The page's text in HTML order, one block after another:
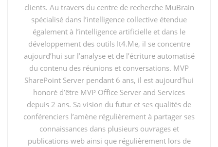
des réponses a leurs questions.
L’occasion rêvée, pour moi, pour parler de mes
scenarii préférés : Décloisonnement des communautés
dans et a l’extérieure des périmètres de sécurité de
l’entreprise, les réseaux sociaux avec l’intégration de
Yammer et surtout la possibilité, simplement, de créer
des réseaux avec des utilisateurs externes
(Partenaires, clients, etc…), le moteur de recherche
avec la syndication On Premice et In Cloud et, pour
finir, un peu de Project Server pour organiser les
communications dans les équipes…
clients. Au travers du centre de recherche MuBrain
spécialisé dans l’intelligence collective étendue
également à l’intelligence artificielle et dans le
développement des outils It4.Me, il se concentre
aujourd’hui sur l’analyse et de l’écriture automatisé
du contenu des réunions et conversations. MVP
SharePoint Server pendant 6 ans, il est aujourd’hui
honoré d’être MVP Office Server and Services
depuis 2 ans. Sa vision du futur et ses qualités de
conférenciers l’amène régulièrement à partager ses
connaissances dans plusieurs ouvrages et
publications web ainsi que régulièrement lors de